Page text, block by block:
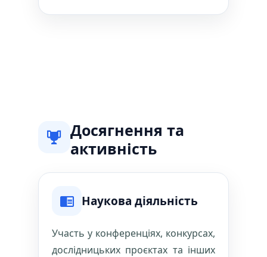
Досягнення та
активність
Наукова діяльність
Участь у конференціях, конкурсах,
дослідницьких проєктах та інших